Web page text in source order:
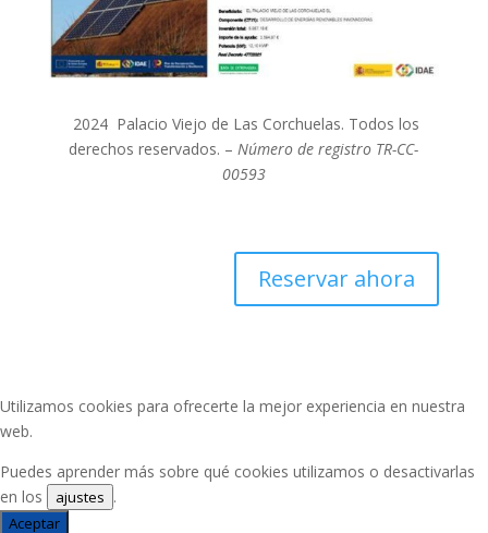
2024 Palacio Viejo de Las Corchuelas. Todos los
derechos reservados. –Número de registro TR-CC-
00593
Reservar ahora
Utilizamos cookies para ofrecerte la mejor experiencia en nuestra
web.
Puedes aprender más sobre qué cookies utilizamos o desactivarlas
en los
ajustes .
Aceptar